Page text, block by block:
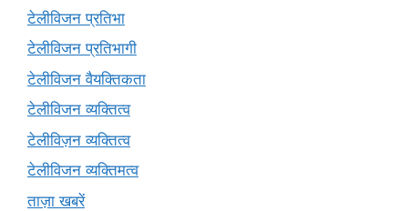
टेलीविजन प्रतिभा
टेलीविजन प्रतिभागी
टेलीविजन वैयक्तिकता
टेलीविजन व्यक्तित्व
टेलीविज़न व्यक्तित्व
टेलीविजन व्यक्तिमत्व
ताज़ा खबरें